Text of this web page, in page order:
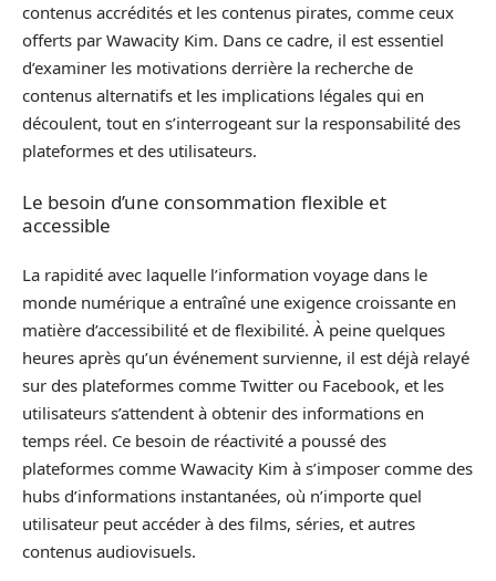
contenus accrédités et les contenus pirates, comme ceux
offerts par Wawacity Kim. Dans ce cadre, il est essentiel
d’examiner les motivations derrière la recherche de
contenus alternatifs et les implications légales qui en
découlent, tout en s’interrogeant sur la responsabilité des
plateformes et des utilisateurs.
Le besoin d’une consommation flexible et
accessible
La rapidité avec laquelle l’information voyage dans le
monde numérique a entraîné une exigence croissante en
matière d’accessibilité et de flexibilité. À peine quelques
heures après qu’un événement survienne, il est déjà relayé
sur des plateformes comme Twitter ou Facebook, et les
utilisateurs s’attendent à obtenir des informations en
temps réel. Ce besoin de réactivité a poussé des
plateformes comme Wawacity Kim à s’imposer comme des
hubs d’informations instantanées, où n’importe quel
utilisateur peut accéder à des films, séries, et autres
contenus audiovisuels.